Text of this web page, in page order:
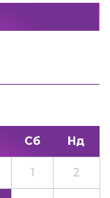
Сб Нд
1 2